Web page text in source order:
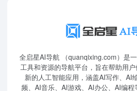
全启星AI导航 （quanqixing.com）是
工具和资源的导航平台，旨在帮助用
新的人工智能应用，涵盖AI写作、AI
频、AI音乐、AI游戏、AI办公、AI编